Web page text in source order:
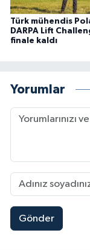
Türk mühendis
DARPA Lift
finale kaldı
Yorumlar
Gönder